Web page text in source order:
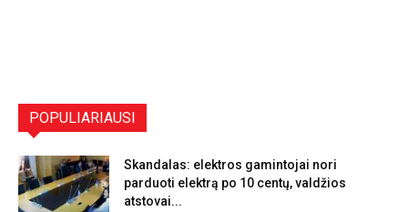
POPULIARIAUSI
Skandalas: elektros gamintojai nori
parduoti elektrą po 10 centų, valdžios
atstovai...